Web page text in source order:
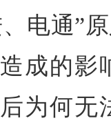
电通”
成的影
为何无